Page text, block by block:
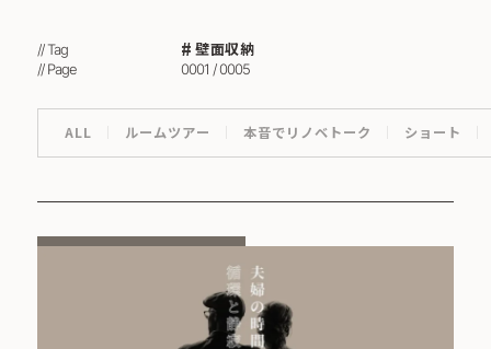
// Tag 壁面収納
// Page 0001 / 0005
ALL ルームツアー 本音でリノベトーク ショート